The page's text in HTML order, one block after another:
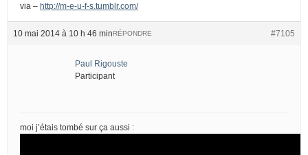
via – http://m-e-u-f-s.tumblr.com/
10 mai 2014 à 10 h 46 min #7105
RÉPONDRE
Paul Rigouste
Participant
moi j’étais tombé sur ça aussi :